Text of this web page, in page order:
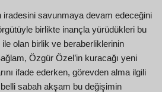
iradesini savunmaya devam edeceğini
birlikte inançla yürüdükleri bu
olan birlik ve beraberliklerinin
Özgür Özel’in kuracağı yeni
ifade ederken, görevden alma ilgili
belli sabah akşam bu değişimin